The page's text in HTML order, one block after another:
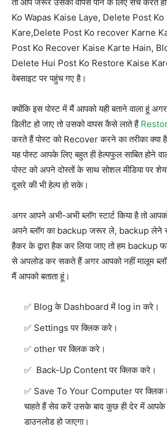
Ko Wapas Kaise Laye, Delete Post
Kare,Delete Post Ko recover Karne
Post Ko Recover Kaise Karte Hain,
Delete Hui Post Ko Restore Kaise
वेबसाइट पर पहुंच गए है।
क्योंकि इस पोस्ट में मैं आपको यही बताने वाला हूं
डिलीट हो जाए तो उसको वापस कैसे लाते हैं
करते हैं पोस्ट को Recover करने का तरीका क्या
यह पोस्ट आपके लिए बहुत ही हेल्पफुल साबित होने
पोस्ट को अपने दोस्तों के साथ सोशल मीडिया पर
दूसरे की भी हेल्प हो सके।
अगर आपने अभी-अभी ब्लॉग स्टार्ट किया है तो
अपने ब्लॉग का backup जरूर ले, backup लेने से
हैकर के द्वारा हैक कर लिया जाए तो हम backup
से अपलोड कर सकते हैं अगर आपको नहीं मालूम
मैं आपको बताता हूं।
Blog के Dashboard में log in करे।
Settings पर क्लिक करे।
other पर क्लिक करे।
Back-Up Content पर क्लिक करे।
Save To Your Computer पर क्लिक
चाहते हैं सेव करें उसके बाद कुछ ही देर में
डाउनलोड हो जाएगा।